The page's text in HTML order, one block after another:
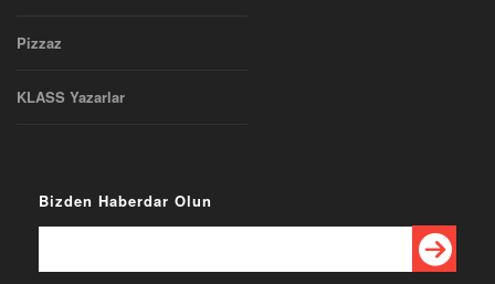
Pizzaz
KLASS Yazarlar
Bizden Haberdar Olun